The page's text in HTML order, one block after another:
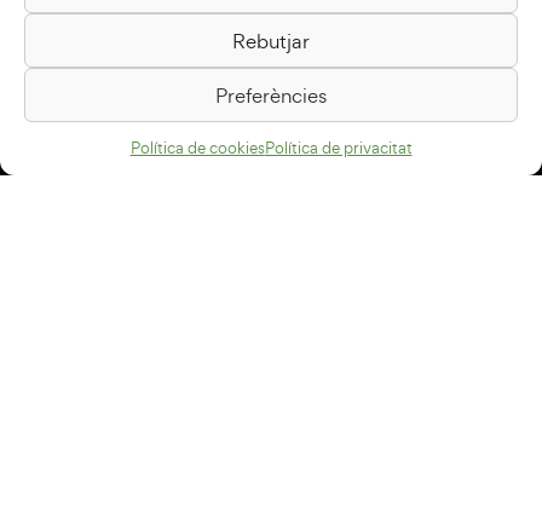
Rebutjar
Preferències
Política de cookiesPolítica de privacitat
Passeig de la Generalitat, 1
08500 Vic